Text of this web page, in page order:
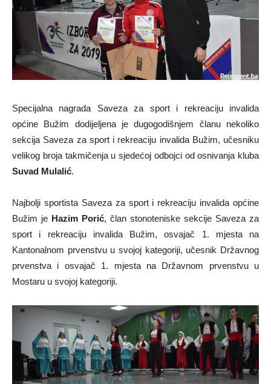
Specijalna nagrada Saveza za sport i rekreaciju invalida
općine Bužim dodijeljena je dugogodišnjem članu nekoliko
sekcija Saveza za sport i rekreaciju invalida Bužim, učesniku
velikog broja takmičenja u sjedećoj odbojci od osnivanja kluba
Suvad Mulalić.
Najbolji sportista Saveza za sport i rekreaciju invalida općine
Bužim je Hazim Porić, član stonoteniske sekcije Saveza za
sport i rekreaciju invalida Bužim, osvajač 1. mjesta na
Kantonalnom prvenstvu u svojoj kategoriji, učesnik Državnog
prvenstva i osvajač 1. mjesta na Državnom prvenstvu u
Mostaru u svojoj kategoriji.